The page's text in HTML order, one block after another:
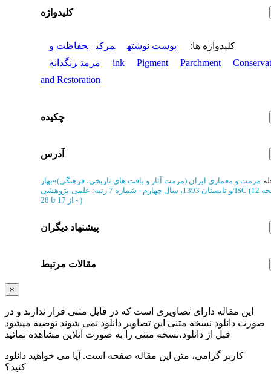
کلیدواژه
کلیدواژه ها: پوست نوشته مرکب
حفاظت و
مرمت رنگدانه ink Pigment Parchment
and Restoration
چکیده
آدرس
:مرمت و معماری ایران (مرمت آثار و بافت های تاریخی، فرهنگی)»بهار
و تابستان 1393، سال چهارم - شماره 7رتبه: علمی-پژوهشی/ISC (‎12 صفحه
- )
پیشنهاد دیگران
مقالات مرتبط
×
این مقاله دارای تصاویری است که در فایل متنی قرار ندارند و در
صورت دانلود نسخه متنی این تصاویر دانلود نمی شوند توصیه میشود
قبل از دانلود،نسخه متنی را به صورت آنلاین مشاهده نمائید
کاربر گرامی، متن این مقاله صفحه است. آیا می خواهید دانلود
کنید؟